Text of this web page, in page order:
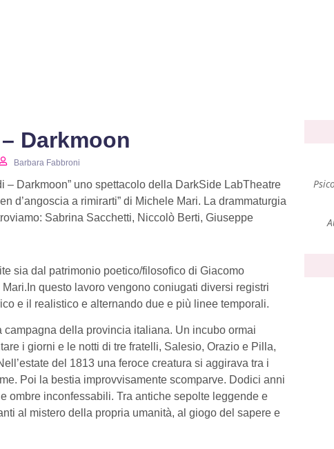
Darkmoon
Barbara Fabbroni
– Darkmoon” uno spettacolo della DarkSide LabTheatre
d’angoscia a rimirarti” di Michele Mari. La drammaturgia
Sabrina Sacchetti, Niccolò Berti, Giuseppe
sia dal patrimonio poetico/filosofico di Giacomo
Mari. In questo lavoro vengono coniugati diversi registri
e il realistico e alternando due e più linee temporali.
campagna della provincia italiana. Un incubo ormai
i giorni e le notti di tre fratelli, Salesio, Orazio e Pilla,
del 1813 una feroce creatura si aggirava tra i
Poi la bestia improvvisamente scomparve. Dodici anni
ombre inconfessabili. Tra antiche sepolte leggende e
al mistero della propria umanità, al giogo del sapere e